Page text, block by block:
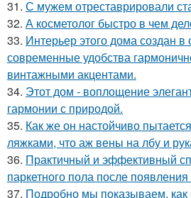
31. С мужем отреставрировали
32. А косметолог быстро в чем
33. Интерьер этого дома создан в
современные удобства
винтажными акцентами.
34. Этот дом - воплощение
гармонии с природой.
35. Как же он настойчиво
ляжками, что аж вены на лбу и
36. Практичный и эффективный
паркетного пола после
37. Подробно мы показываем,